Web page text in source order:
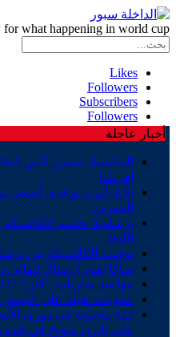
what happening in world cup
Likes
Followers
Subscribers
Followers
أخبار عاجلة
إفريقيا
بلاغ..أيوب بوعدي أضحى
المغربي
برشلونة يحسم الكلاسيكو
الليغا.
توقيت الكلاسيكو بين
ساكا يقود أرسنال لنهائي
مواعيد مباريات “كان” 2027
عقوبات ثقيلة على
ليلة مجنونة في دوري
على بايرن ميونخ في قمة